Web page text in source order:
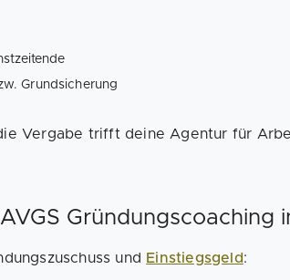
Grundsicherung
Vergabe trifft deine Agentur für
Gründungscoaching
und Einstiegsgeld: